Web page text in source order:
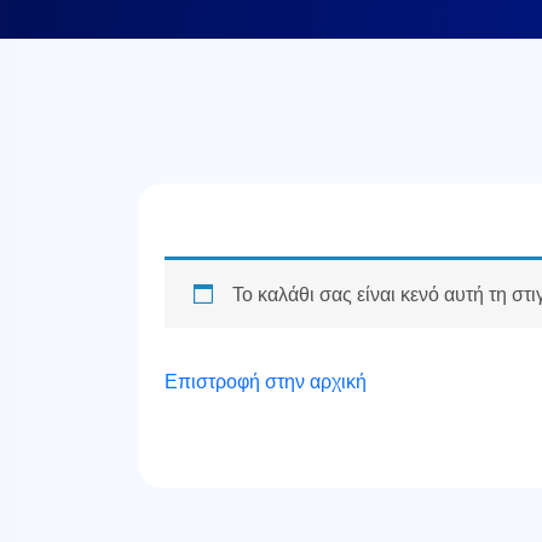
Το καλάθι σας είναι κενό αυτή τη
Επιστροφή στην αρχική